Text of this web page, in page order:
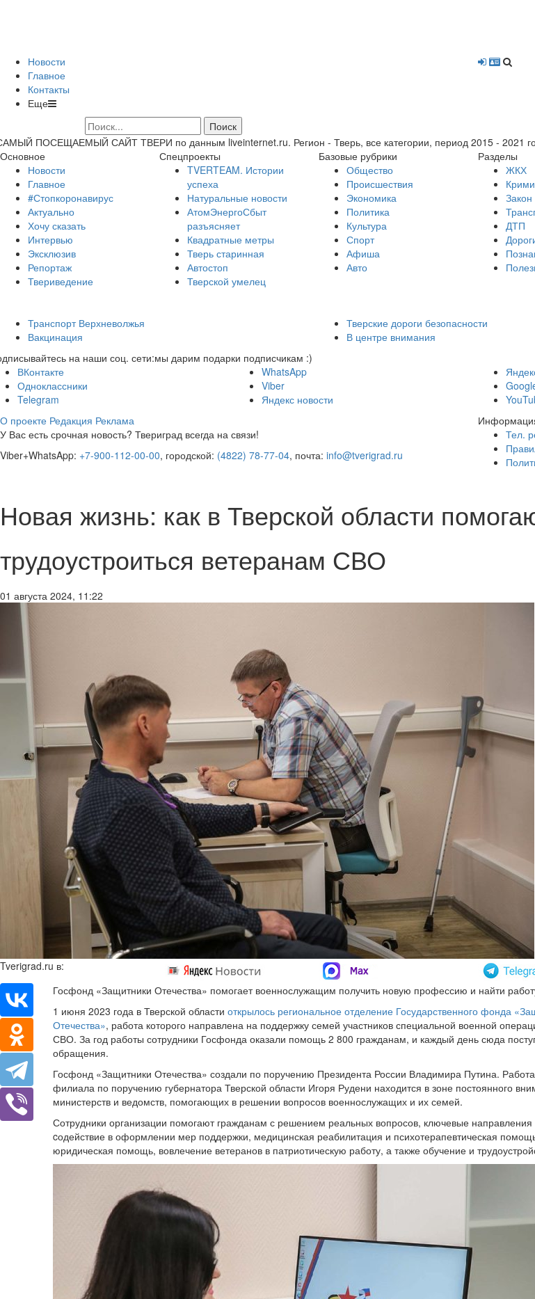
Новости
Главное
Контакты
Еще
ПОСЕЩАЕМЫЙ САЙТ ТВЕРИ по данным liveinternet.ru. Регион - Тверь, все категории, период 2015 - 2021
Основное
Новости
Главное
#Стопкоронавирус
Актуально
Хочу сказать
Интервью
Эксклюзив
Репортаж
Твериведение
Спецпроекты
TVERTEAM. Истории
успеха
Натуральные новости
АтомЭнергоСбыт
разъясняет
Квадратные метры
Тверь старинная
Автостоп
Тверской умелец
Базовые рубрики
Общество
Происшествия
Экономика
Политика
Культура
Спорт
Афиша
Авто
Разделы
ЖКХ
ДТП
Транспорт Верхневолжья
Вакцинация
Тверские дороги безопасности
В центре внимания
на наши соц. сети:мы дарим подарки подписчикам :)
ВКонтакте
Одноклассники
Telegram
WhatsApp
Viber
Яндекс новости
О проекте Редакция Реклама
У Вас есть срочная новость? Твериград всегда на связи!
Viber+WhatsApp: +7-900-112-00-00, городской: (4822) 78-77-04, почта: info@tverigrad.ru
Тел.
Новая жизнь: как в Тверской области
трудоустроиться ветеранам СВО
01 августа 2024, 11:22
Tverigrad.ru в:
Госфонд «Защитники Отечества» помогает военнослужащим получить новую профессию и найти
1 июня 2023 года в Тверской областиоткрылось региональное отделение Государственного фонда
Отечества», работа которого направлена на поддержку семей участников специальной военной
СВО. За год работы сотрудники Госфонда оказали помощь 2 800 гражданам, и каждый день сюда
обращения.
Госфонд «Защитники Отечества» создали по поручению Президента России Владимира Путина.
филиала по поручению губернатора Тверской области Игоря Рудени находится в зоне постоянного
министерств и ведомств, помогающих в решении вопросов военнослужащих и их семей.
Сотрудники организации помогают гражданам с решением реальных вопросов, ключевые направления
cодействие в оформлении мер поддержки, медицинская реабилитация и психотерапевтическая
юридическая помощь, вовлечение ветеранов в патриотическую работу, а также обучение и